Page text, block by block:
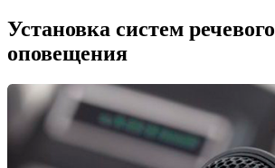
Установка систем речевого
оповещения